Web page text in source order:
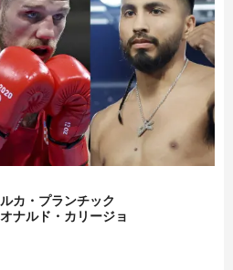
ルカ・プランチック
ナルド・カリージョ